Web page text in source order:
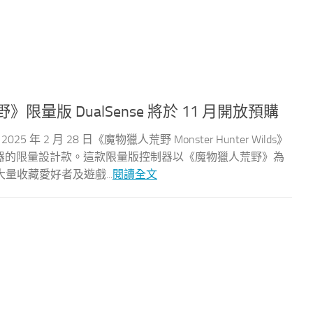
限量版 DualSense 將於 11 月開放預購
年 2 月 28 日《魔物獵人荒野 Monster Hunter Wilds》
的限量設計款。這款限量版控制器以《魔物獵人荒野》為
收藏愛好者及遊戲...閱讀全文